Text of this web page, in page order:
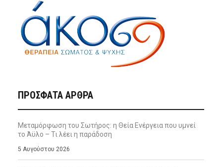
ΠΡΌΣΦΑΤΑ ΆΡΘΡΑ
Μεταμόρφωση του Σωτήρος: η Θεία Ενέργεια που υμνεί
το Άϋλο – Τι λέει η παράδοση
5 Αυγούστου 2026